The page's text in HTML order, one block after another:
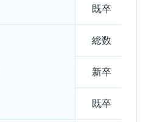
既卒
総数
新卒
既卒